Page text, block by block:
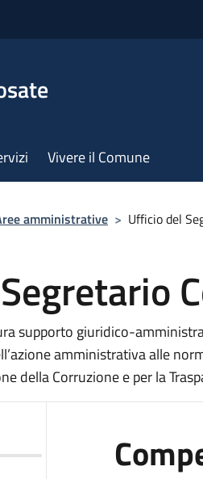
Vivere il Comune
amministrative > Ufficio del
supporto giuridico-
amministrativa alle
della Corruzione e per la